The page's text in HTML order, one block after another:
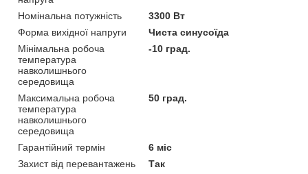
Номінальна потужність
3300 Вт
Форма вихідної напруги
Чиста синусоїда
Мінімальна робоча
температура
навколишнього
середовища
-10 град.
Максимальна робоча
температура
навколишнього
середовища
50 град.
Гарантійний термін
6 міс
Захист від перевантажень
Так